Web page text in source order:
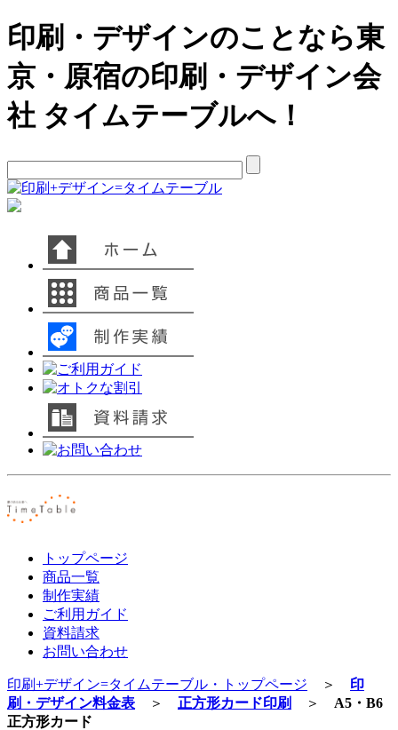
印刷・デザインのことなら東
京・原宿の印刷・デザイン会
社 タイムテーブルへ！
トップページ
商品一覧
制作実績
ご利用ガイド
資料請求
お問い合わせ
印刷+デザイン=タイムテーブル・トップページ ＞ 印
刷・デザイン料金表 ＞ 正方形カード印刷 ＞ A5・B6
正方形カード